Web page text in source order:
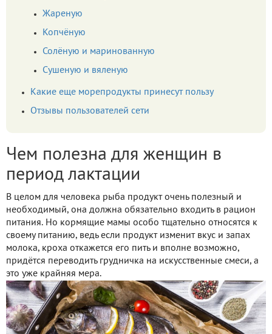
Жареную
Копчёную
Солёную и маринованную
Сушеную и вяленую
Какие еще морепродукты принесут пользу
Отзывы пользователей сети
Чем полезна для женщин в
период лактации
В целом для человека рыба продукт очень полезный и
необходимый, она должна обязательно входить в рацион
питания. Но кормящие мамы особо тщательно относятся к
своему питанию, ведь если продукт изменит вкус и запах
молока, кроха откажется его пить и вполне возможно,
придётся переводить грудничка на искусственные смеси, а
это уже крайняя мера.